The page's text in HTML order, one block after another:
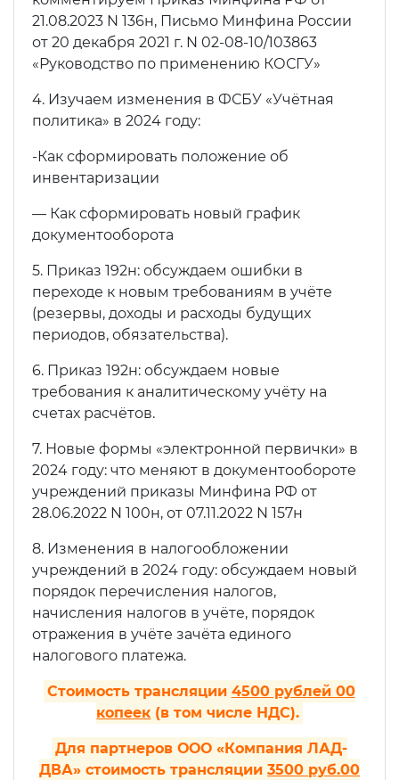
21.08.2023 N 136н, Письмо Минфина России
от 20 декабря 2021 г. N 02-08-10/103863
«Руководство по применению КОСГУ»
4. Изучаем изменения в ФСБУ «Учётная
политика» в 2024 году:
-Как сформировать положение об
инвентаризации
— Как сформировать новый график
документооборота
5. Приказ 192н: обсуждаем ошибки в
переходе к новым требованиям в учёте
(резервы, доходы и расходы будущих
периодов, обязательства).
6. Приказ 192н: обсуждаем новые
требования к аналитическому учёту на
счетах расчётов.
7. Новые формы «электронной первички» в
2024 году: что меняют в документообороте
учреждений приказы Минфина РФ от
28.06.2022 N 100н, от 07.11.2022 N 157н
8. Изменения в налогообложении
учреждений в 2024 году: обсуждаем новый
порядок перечисления налогов,
начисления налогов в учёте, порядок
отражения в учёте зачёта единого
налогового платежа.
Стоимость трансляции 4500 рублей 00
копеек (в том числе НДС).
Для партнеров ООО «Компания ЛАД-
ДВА» стоимость трансляции 3500 руб.00